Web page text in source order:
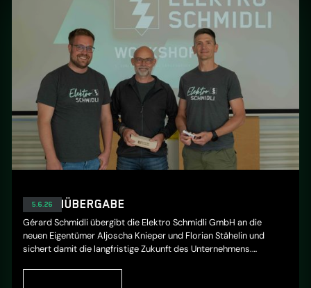
FIRMENÜBERGABE
Gérard Schmidli übergibt die Elektro Schmidli GmbH an die
neuen Eigentümer Aljoscha Knieper und Florian Stähelin und
sichert damit die langfristige Zukunft des Unternehmens.
5.6.26